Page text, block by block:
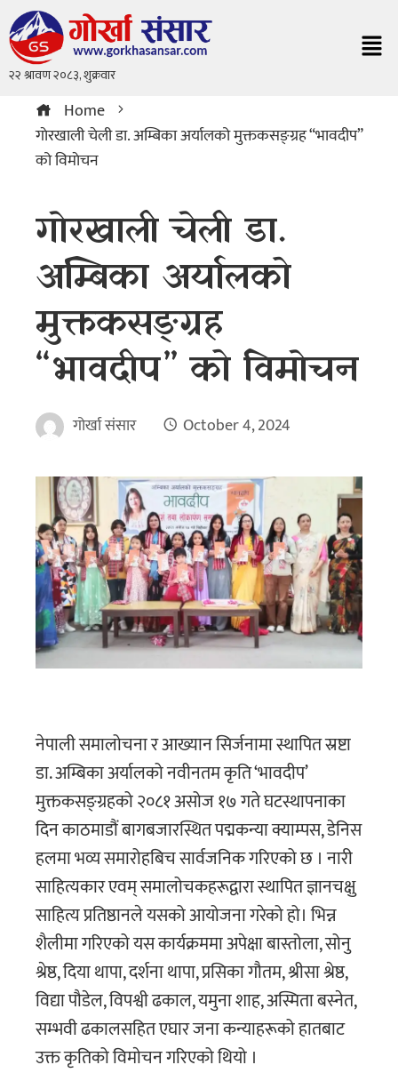
Home
गाेरखाली चेली डा. अम्बिका अर्यालको मुक्तकसङ्ग्रह “भावदीप”
को विमाेचन
गाेरखाली चेली डा.
अम्बिका अर्यालको
मुक्तकसङ्ग्रह
“भावदीप” को विमाेचन
गोर्खा संसार October 4, 2024
नेपाली समालोचना र आख्यान सिर्जनामा स्थापित स्रष्टा
डा. अम्बिका अर्यालको नवीनतम कृति ‘भावदीप’
मुक्तकसङ्ग्रहको २०८१ असोज १७ गते घटस्थापनाका
दिन काठमाडौं बागबजारस्थित पद्मकन्या क्याम्पस, डेनिस
हलमा भव्य समारोहबिच सार्वजनिक गरिएको छ । नारी
साहित्यकार एवम् समालोचकहरूद्वारा स्थापित ज्ञानचक्षु
साहित्य प्रतिष्ठानले यसको आयोजना गरेको हो। भिन्न
शैलीमा गरिएको यस कार्यक्रममा अपेक्षा बास्तोला, सोनु
श्रेष्ठ, दिया थापा, दर्शना थापा, प्रसिका गौतम, श्रीसा श्रेष्ठ,
विद्या पौडेल, विपश्वी ढकाल, यमुना शाह, अस्मिता बस्नेत,
सम्भवी ढकालसहित एघार जना कन्याहरूको हातबाट
उक्त कृतिको विमाेचन गरिएको थियो ।